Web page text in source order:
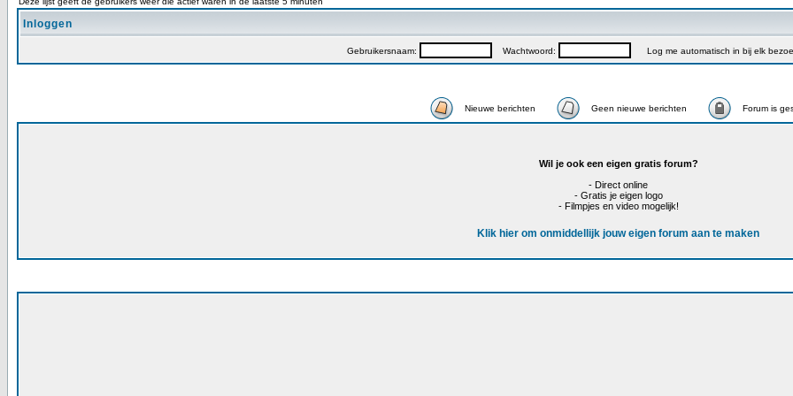
Inloggen
Gebruikersnaam: Wachtwoord: Log me automatisch in bij elk
Nieuwe berichten Geen nieuwe berichten Forum is
Wil je ook een eigen gratis forum?
- Direct online
- Gratis je eigen logo
- Filmpjes en video mogelijk!
Klik hier om onmiddellijk jouw eigen forum aan te maken